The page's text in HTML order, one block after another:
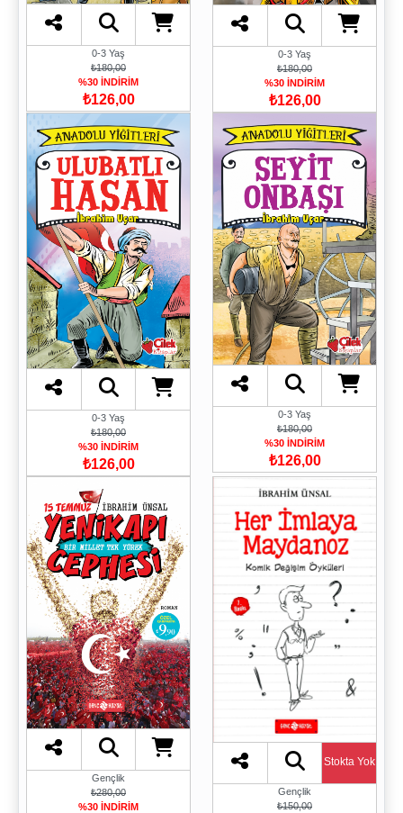
0-3 Yaş
₺180,00
%30 İNDİRİM
₺126,00
0-3 Yaş
₺180,00
%30 İNDİRİM
₺126,00
0-3 Yaş
₺180,00
%30 İNDİRİM
₺126,00
0-3 Yaş
₺180,00
%30 İNDİRİM
₺126,00
Gençlik
₺280,00
%30 İNDİRİM
Stokta Yok
Gençlik
₺150,00